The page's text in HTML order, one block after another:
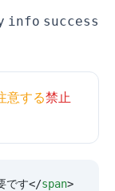
info success
意する禁止
です</span>